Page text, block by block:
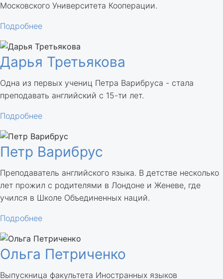
Московского Университета Кооперации.
Подробнее
Дарья Третьякова
Одна из первых учениц Петра Варибруса - стала
преподавать английский с 15-ти лет.
Подробнее
Петр Варибрус
Преподаватель английского языка. В детстве несколько
лет прожил с родителями в Лондоне и Женеве, где
учился в Школе Объединенных наций.
Подробнее
Ольга Петриченко
Выпускница факультета Иностранных языков